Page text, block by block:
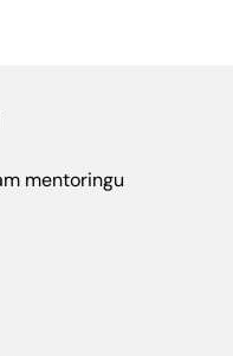
mentoringu